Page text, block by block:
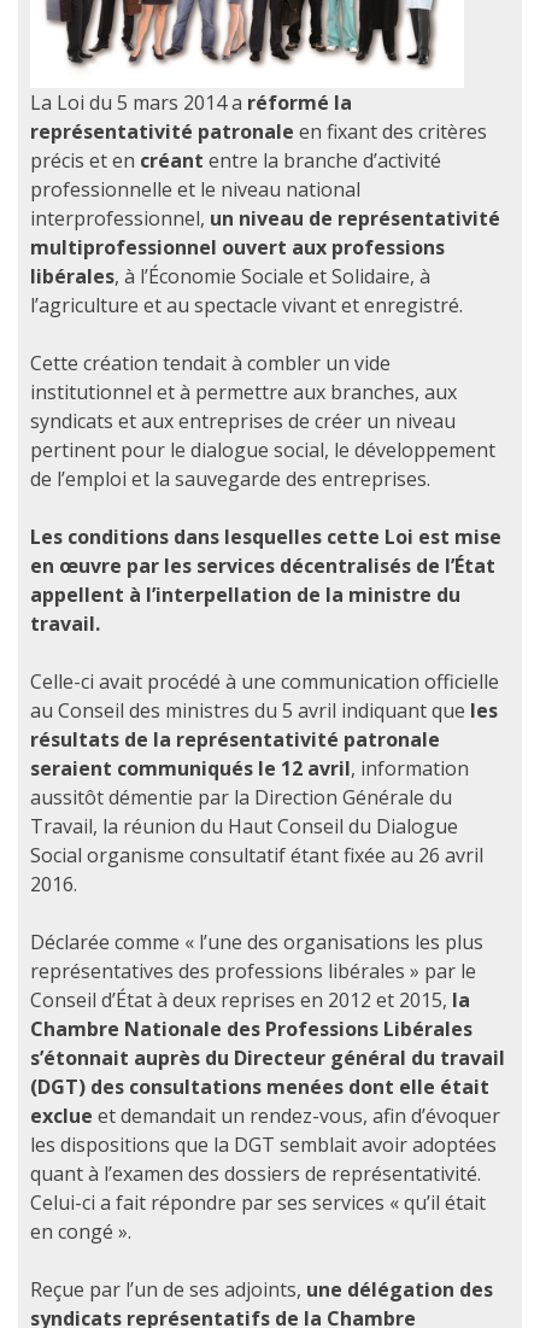
La Loi du 5 mars 2014 a réformé la
représentativité patronale en fixant des critères
précis et en créant entre la branche d’activité
professionnelle et le niveau national
interprofessionnel, un niveau de représentativité
multiprofessionnel ouvert aux professions
libérales, à l’Économie Sociale et Solidaire, à
l’agriculture et au spectacle vivant et enregistré.
Cette création tendait à combler un vide
institutionnel et à permettre aux branches, aux
syndicats et aux entreprises de créer un niveau
pertinent pour le dialogue social, le développement
de l’emploi et la sauvegarde des entreprises.
Les conditions dans lesquelles cette Loi est mise
en œuvre par les services décentralisés de l’État
appellent à l’interpellation de la ministre du
travail.
Celle-ci avait procédé à une communication officielle
au Conseil des ministres du 5 avril indiquant que les
résultats de la représentativité patronale
seraient communiqués le 12 avril, information
aussitôt démentie par la Direction Générale du
Travail, la réunion du Haut Conseil du Dialogue
Social organisme consultatif étant fixée au 26 avril
2016.
Déclarée comme « l’une des organisations les plus
représentatives des professions libérales » par le
Conseil d’État à deux reprises en 2012 et 2015, la
Chambre Nationale des Professions Libérales
s’étonnait auprès du Directeur général du travail
(DGT) des consultations menées dont elle était
exclue et demandait un rendez-vous, afin d’évoquer
les dispositions que la DGT semblait avoir adoptées
quant à l’examen des dossiers de représentativité.
Celui-ci a fait répondre par ses services « qu’il était
en congé ».
Reçue par l’un de ses adjoints, une délégation des
syndicats représentatifs de la Chambre